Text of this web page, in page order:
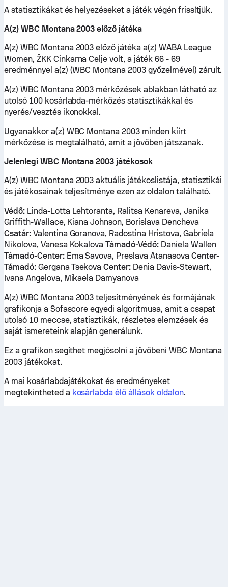
A statisztikákat és helyezéseket a játék végén frissítjük.
A(z) WBC Montana 2003 előző játéka
A(z) WBC Montana 2003 előző játéka a(z) WABA League
Women, ŽKK Cinkarna Celje volt, a játék 66 - 69
eredménnyel a(z) (WBC Montana 2003 győzelmével) zárult.
A(z) WBC Montana 2003 mérkőzések ablakban látható az
utolsó 100 kosárlabda-mérkőzés statisztikákkal és
nyerés/vesztés ikonokkal.
Ugyanakkor a(z) WBC Montana 2003 minden kiírt
mérkőzése is megtalálható, amit a jövőben játszanak.
Jelenlegi WBC Montana 2003 játékosok
A(z) WBC Montana 2003 aktuális játékoslistája, statisztikái
és játékosainak teljesítménye ezen az oldalon található.
Védő:Linda-Lotta Lehtoranta, Ralitsa Kenareva, Janika
Griffith-Wallace, Kiana Johnson, Borislava Dencheva
Csatár:Valentina Goranova, Radostina Hristova, Gabriela
Nikolova, Vanesa KokalovaTámadó-Védő:Daniela Wallen
Támadó-Center:Ema Savova, Preslava Atanasova Center-
Támadó:Gergana TsekovaCenter: Denia Davis-Stewart,
Ivana Angelova, Mikaela Damyanova
A(z) WBC Montana 2003 teljesítményének és formájának
grafikonja a Sofascore egyedi algoritmusa, amit a csapat
utolsó 10 meccse, statisztikák, részletes elemzések és
saját ismereteink alapján generálunk.
Ez a grafikon segíthet megjósolni a jövőbeni WBC Montana
2003 játékokat.
A mai kosárlabdajátékokat és eredményeket
megtekintheted a kosárlabda élő állások oldalon.